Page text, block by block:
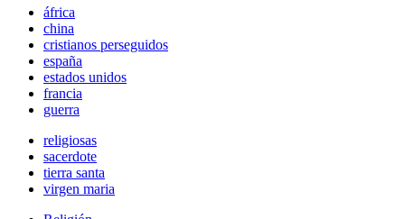
áfrica
china
cristianos perseguidos
españa
estados unidos
francia
guerra
religiosas
sacerdote
tierra santa
virgen maria